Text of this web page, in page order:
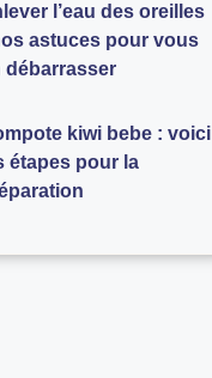
l’eau des oreilles
astuces pour vous
débarrasser
kiwi bebe : voici
étapes pour la